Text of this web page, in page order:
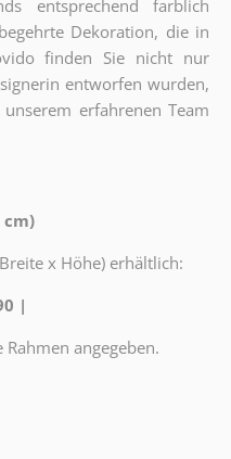
entsprechend farblich
Dekoration, die in
finden Sie nicht nur
entworfen wurden,
erfahrenen Team
cm)
x Höhe) erhältlich:
|
angegeben.